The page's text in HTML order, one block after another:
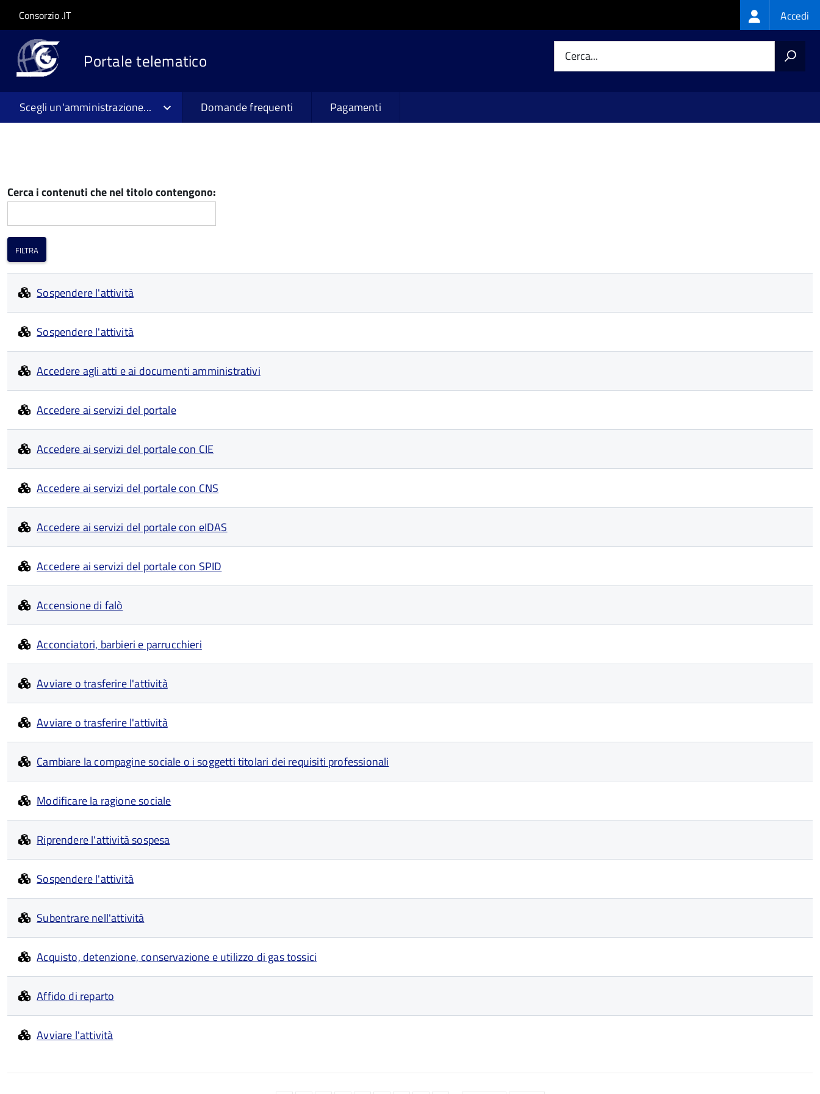
Salta al contenuto principale
Skip to site navigation
Consorzio .IT Login
menu
Accedi
Portale telematico Cerca...
Scegli un'amministrazione... Domande frequenti Pagamenti
Cerca i contenuti che nel titolo contengono:
Sospendere l'attività
Sospendere l'attività
Accedere agli atti e ai documenti amministrativi
Accedere ai servizi del portale
Accedere ai servizi del portale con CIE
Accedere ai servizi del portale con CNS
Accedere ai servizi del portale con eIDAS
Accedere ai servizi del portale con SPID
Accensione di falò
Acconciatori, barbieri e parrucchieri
Avviare o trasferire l'attività
Avviare o trasferire l'attività
Cambiare la compagine sociale o i soggetti titolari dei requisiti professionali
Modificare la ragione sociale
Riprendere l'attività sospesa
Sospendere l'attività
Subentrare nell'attività
Acquisto, detenzione, conservazione e utilizzo di gas tossici
Affido di reparto
Avviare l'attività